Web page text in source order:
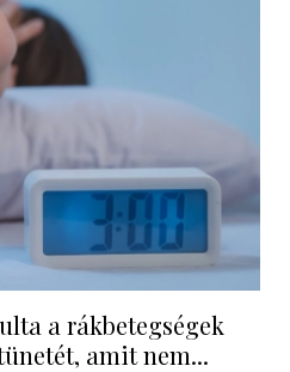
a rákbetegségek
amit nem...